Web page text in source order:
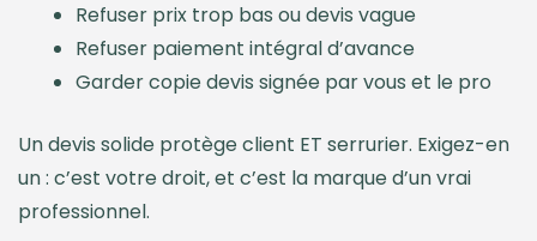
Refuser prix trop bas ou devis vague
Refuser paiement intégral d’avance
Garder copie devis signée par vous et le pro
Un devis solide protège client ET serrurier. Exigez-en
un : c’est votre droit, et c’est la marque d’un vrai
professionnel.